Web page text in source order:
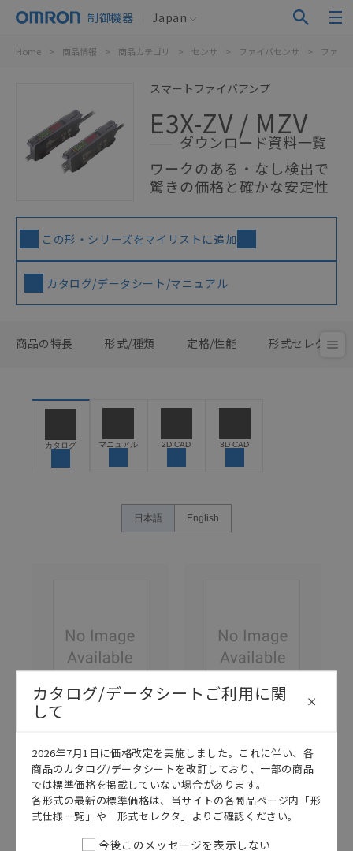
制御機器 Japan
Home > 商品情報 > 商品カテゴリ > センサ > ファイバセンサ > ファイ
スマートファイバアンプ
E3X-ZV / MZV
ダウンロード資料一覧
ワークのある・なし検出で
驚きの価格と確かな安定性
この形・シリーズをマイリストに追加
カタログ/データシート/マニュアル
商品の特長 形式/種類 定格/性能 形式セレクタ
カタログ マニュアル 2D CAD 3D CAD
日本語 English
カタログ 日本語
SCEA-196K
E3X-ZV/MZV カ
タログ
カタログ 日本語
SCEA-165AU
ファイバセンサ
ベストカタログ
カタログ/データシートご利用に関
して
2026年7月1日に価格改定を実施しました。これに伴い、各
商品のカタログ/データシートを改訂しており、一部の商品
では標準価格を掲載していない場合があります。
各形式の最新の標準価格は、当サイトの各商品ページ内「形
式仕様一覧」や「形式セレクタ」よりご確認ください。
今後このメッセージを表示しない